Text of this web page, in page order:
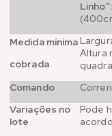
Linho”:
Medida mínima
cobrada
Altura
Comando
Variações no
lote
Pode